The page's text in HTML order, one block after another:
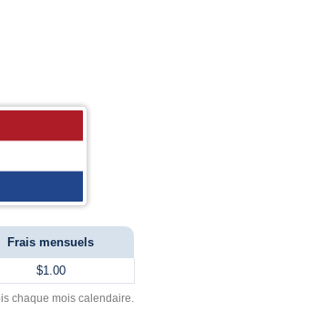
Frais mensuels
$1.00
chaque mois calendaire.